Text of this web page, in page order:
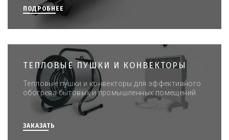
ПОДРОБНЕЕ
ТЕПЛОВЫЕ ПУШКИ И КОНВЕКТОРЫ
Тепловые пушки и конвекторы для эффективного
обогрева бытовых и промышленных помещений
ЗАКАЗАТЬ